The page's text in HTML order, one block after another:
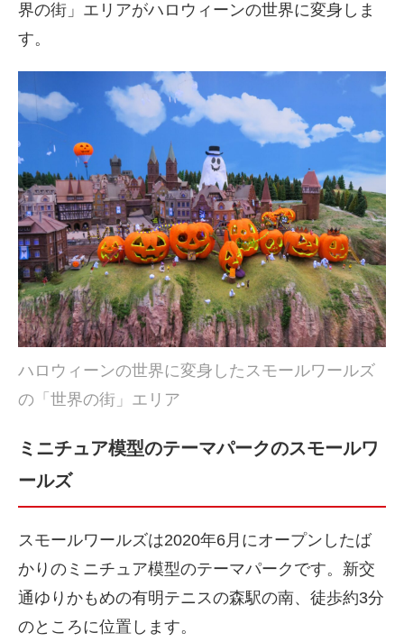
界の街」エリアがハロウィーンの世界に変身しま
す。
ハロウィーンの世界に変身したスモールワールズ
の「世界の街」エリア
ミニチュア模型のテーマパークのスモールワ
ールズ
スモールワールズは2020年6月にオープンしたば
かりのミニチュア模型のテーマパークです。新交
通ゆりかもめの有明テニスの森駅の南、徒歩約3分
のところに位置します。